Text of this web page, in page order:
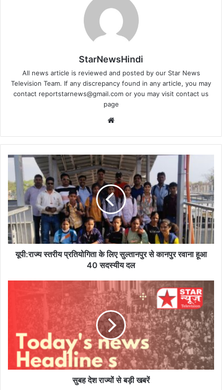
StarNewsHindi
All news article is reviewed and posted by our Star News
Television Team. If any discrepancy found in any article, you may
contact reportstarnews@gmail.com or you may visit contact us
page
यूपी:राज्य
स्तरीय
प्रतियोगिता
के
लिए
सुल्तानपुर
से
कानपुर
रवाना
हूआयूपी:राज्य स्तरीय प्रतियोगिता के लिए सुल्तानपुर से कानपुर रवाना हूआ
40 सदस्यीय दल
खबरें
सुबह देश राज्यों से बड़ी खबरें